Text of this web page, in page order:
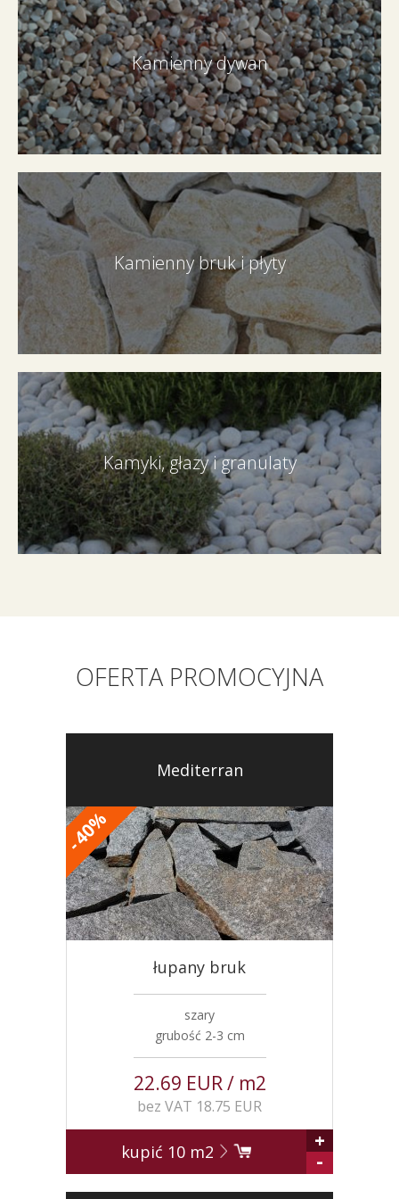
Kamienny dywan
Kamienny bruk i płyty
Kamyki, głazy i granulaty
OFERTA PROMOCYJNA
Mediterran
-
40
%
łupany bruk
szary
grubość 2-3 cm
22.69 EUR / m2
bez VAT 18.75 EUR
kupić 10 m2
+
-